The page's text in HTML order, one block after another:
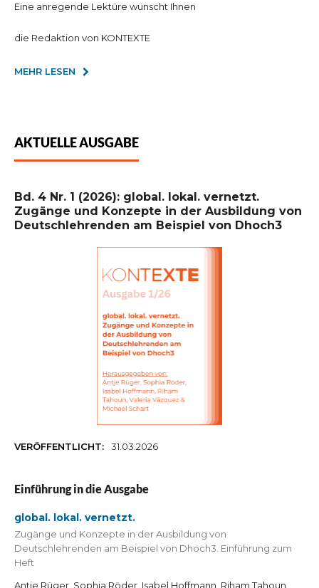
Eine anregende Lektüre wünscht Ihnen
die Redaktion von KONTEXTE
MEHR LESEN
AKTUELLE AUSGABE
Bd. 4 Nr. 1 (2026): global. lokal. vernetzt.
Zugänge und Konzepte in der Ausbildung von
Deutschlehrenden am Beispiel von Dhoch3
VERÖFFENTLICHT: 31.03.2026
Einführung in die Ausgabe
global. lokal. vernetzt.
Zugänge und Konzepte in der Ausbildung von
Deutschlehrenden am Beispiel von Dhoch3. Einführung zum
Heft
Antje Rüger, Sophia Röder, Isabel Hoffmann, Riham Tahoun,